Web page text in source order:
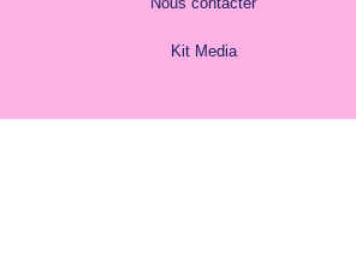
Kit Media